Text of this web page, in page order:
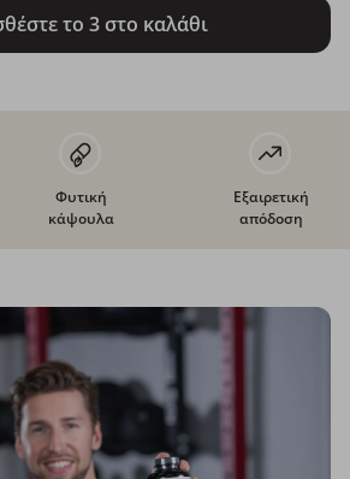
το 3 στο καλάθι
Φυτική
κάψουλα
Εξαιρετική
απόδοση